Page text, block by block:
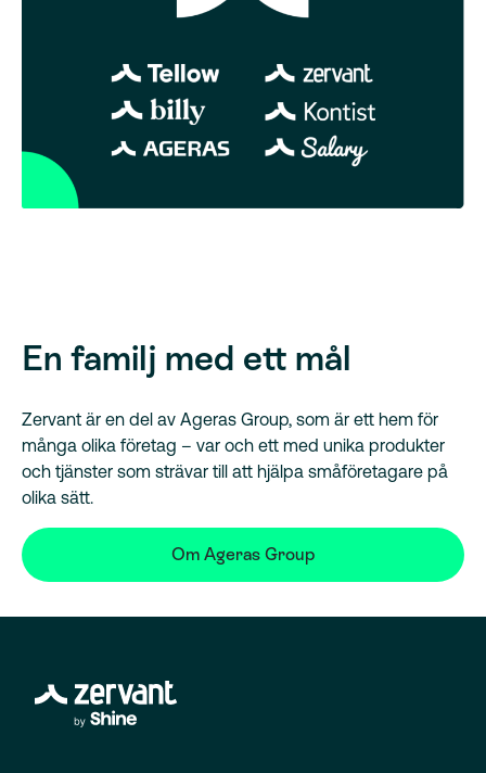
En familj med ett mål
Zervant är en del av Ageras Group, som är ett hem för
många olika företag – var och ett med unika produkter
och tjänster som strävar till att hjälpa småföretagare på
olika sätt.
Om Ageras Group